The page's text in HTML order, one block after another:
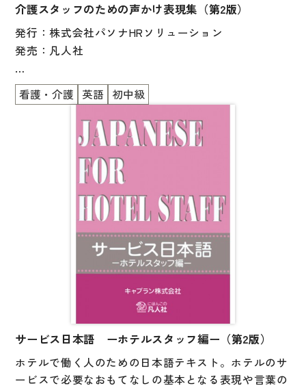
お問い合わせ
表記（かな・漢字）
練習問題
日本語能力試験対策
日本留学試験対策
各種試験対策
大学入試対策
日本語学習関連副読本
視聴覚・補助教材
コンピューター
カード・ゲーム・絵教材
介護スタッフのための声かけ表現集（第2版）
発行：株式会社パソナHRソリューション
発売：凡人社
介護の現場でよりよい人間関係を築くために必要な
「声かけ」に焦点をあてた教材。
基本の5大介助(移動・食事・排泄・衣類着脱・身体清
潔)を取り上げ、そこでの声かけ表現を機能面から整
さらに、介助の手順や介助知識も載せてあり、現場で
すぐに使えるように工夫してあります。
学習者だけでなく、介護の知識のない日本語教師が教
える際にも助けになります。
看護・介護 英語 初中級
サービス日本語 ーホテルスタッフ編ー（第2版）
ホテルで働く人のための日本語テキスト。ホテルのサ
ービスで必要なおもてなしの基本となる表現や言葉の